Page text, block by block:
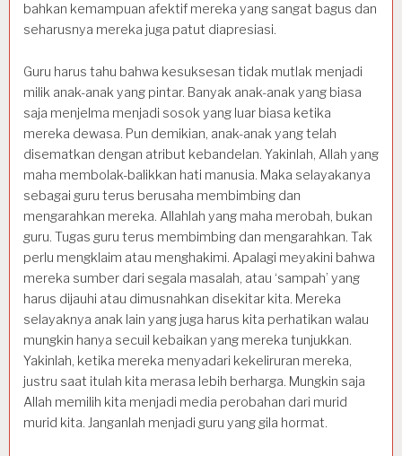
bahkan kemampuan afektif mereka yang sangat bagus dan
seharusnya mereka juga patut diapresiasi.
Guru harus tahu bahwa kesuksesan tidak mutlak menjadi
milik anak-anak yang pintar. Banyak anak-anak yang biasa
saja menjelma menjadi sosok yang luar biasa ketika
mereka dewasa. Pun demikian, anak-anak yang telah
disematkan dengan atribut kebandelan. Yakinlah, Allah yang
maha membolak-balikkan hati manusia. Maka selayakanya
sebagai guru terus berusaha membimbing dan
mengarahkan mereka. Allahlah yang maha merobah, bukan
guru. Tugas guru terus membimbing dan mengarahkan. Tak
perlu mengklaim atau menghakimi. Apalagi meyakini bahwa
mereka sumber dari segala masalah, atau ‘sampah’ yang
harus dijauhi atau dimusnahkan disekitar kita. Mereka
selayaknya anak lain yang juga harus kita perhatikan walau
mungkin hanya secuil kebaikan yang mereka tunjukkan.
Yakinlah, ketika mereka menyadari kekeliruran mereka,
justru saat itulah kita merasa lebih berharga. Mungkin saja
Allah memilih kita menjadi media perobahan dari murid
murid kita. Janganlah menjadi guru yang gila hormat.